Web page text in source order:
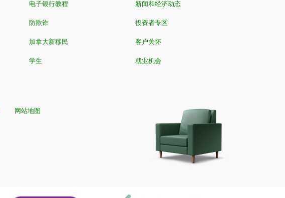
电子银行教程
防欺诈
加拿大新移民
学生
新闻和经济动态
投资者专区
客户关怀
就业机会
网站地图